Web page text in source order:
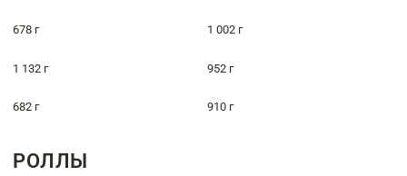
678 г 1 002 г
1 132 г 952 г
682 г 910 г
РОЛЛЫ